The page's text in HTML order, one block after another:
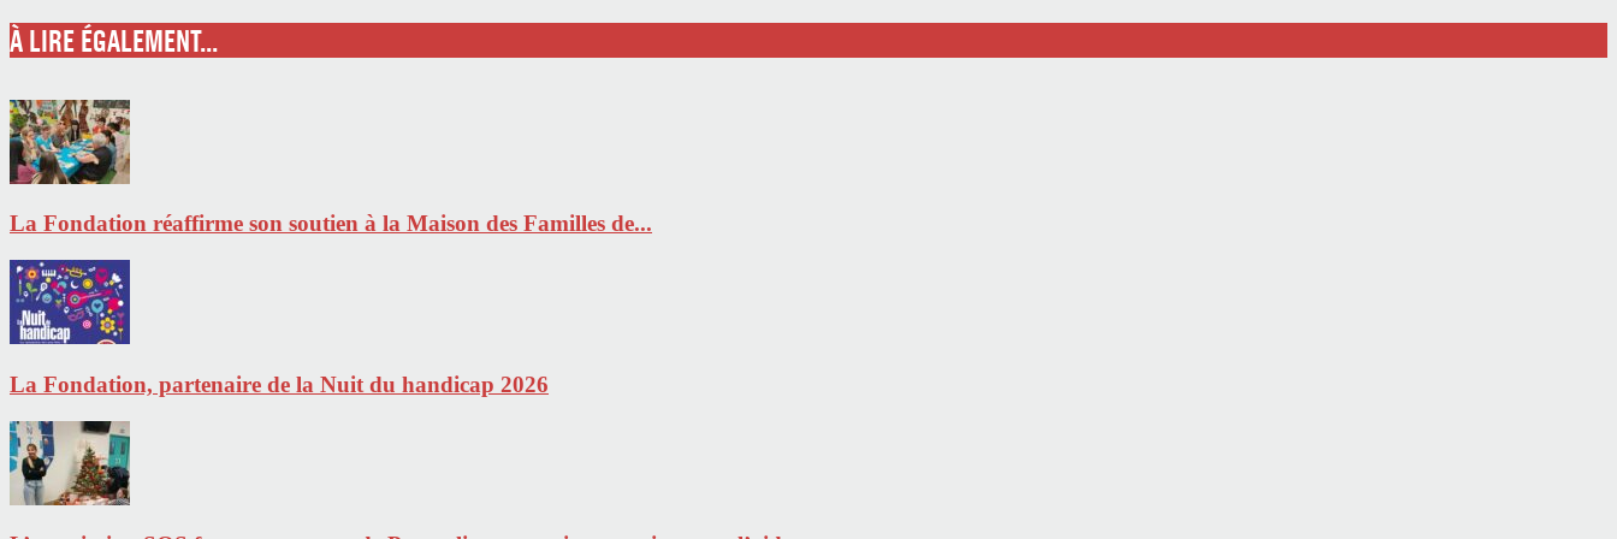
À LIRE ÉGALEMENT...
La Fondation réaffirme son soutien à la Maison des Familles de...
La Fondation, partenaire de la Nuit du handicap 2026